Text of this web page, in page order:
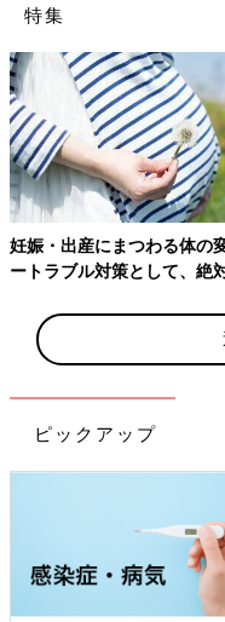
出典：Instagramアカウント「
y.m_babysさんは、胸ポ
Tシャツは本当に優秀で
うですよ。綿100%のも
ゲットしているんだと
特集
妊娠・出産にまつわる体の
ートラブル対策として、絶
ピックアップ